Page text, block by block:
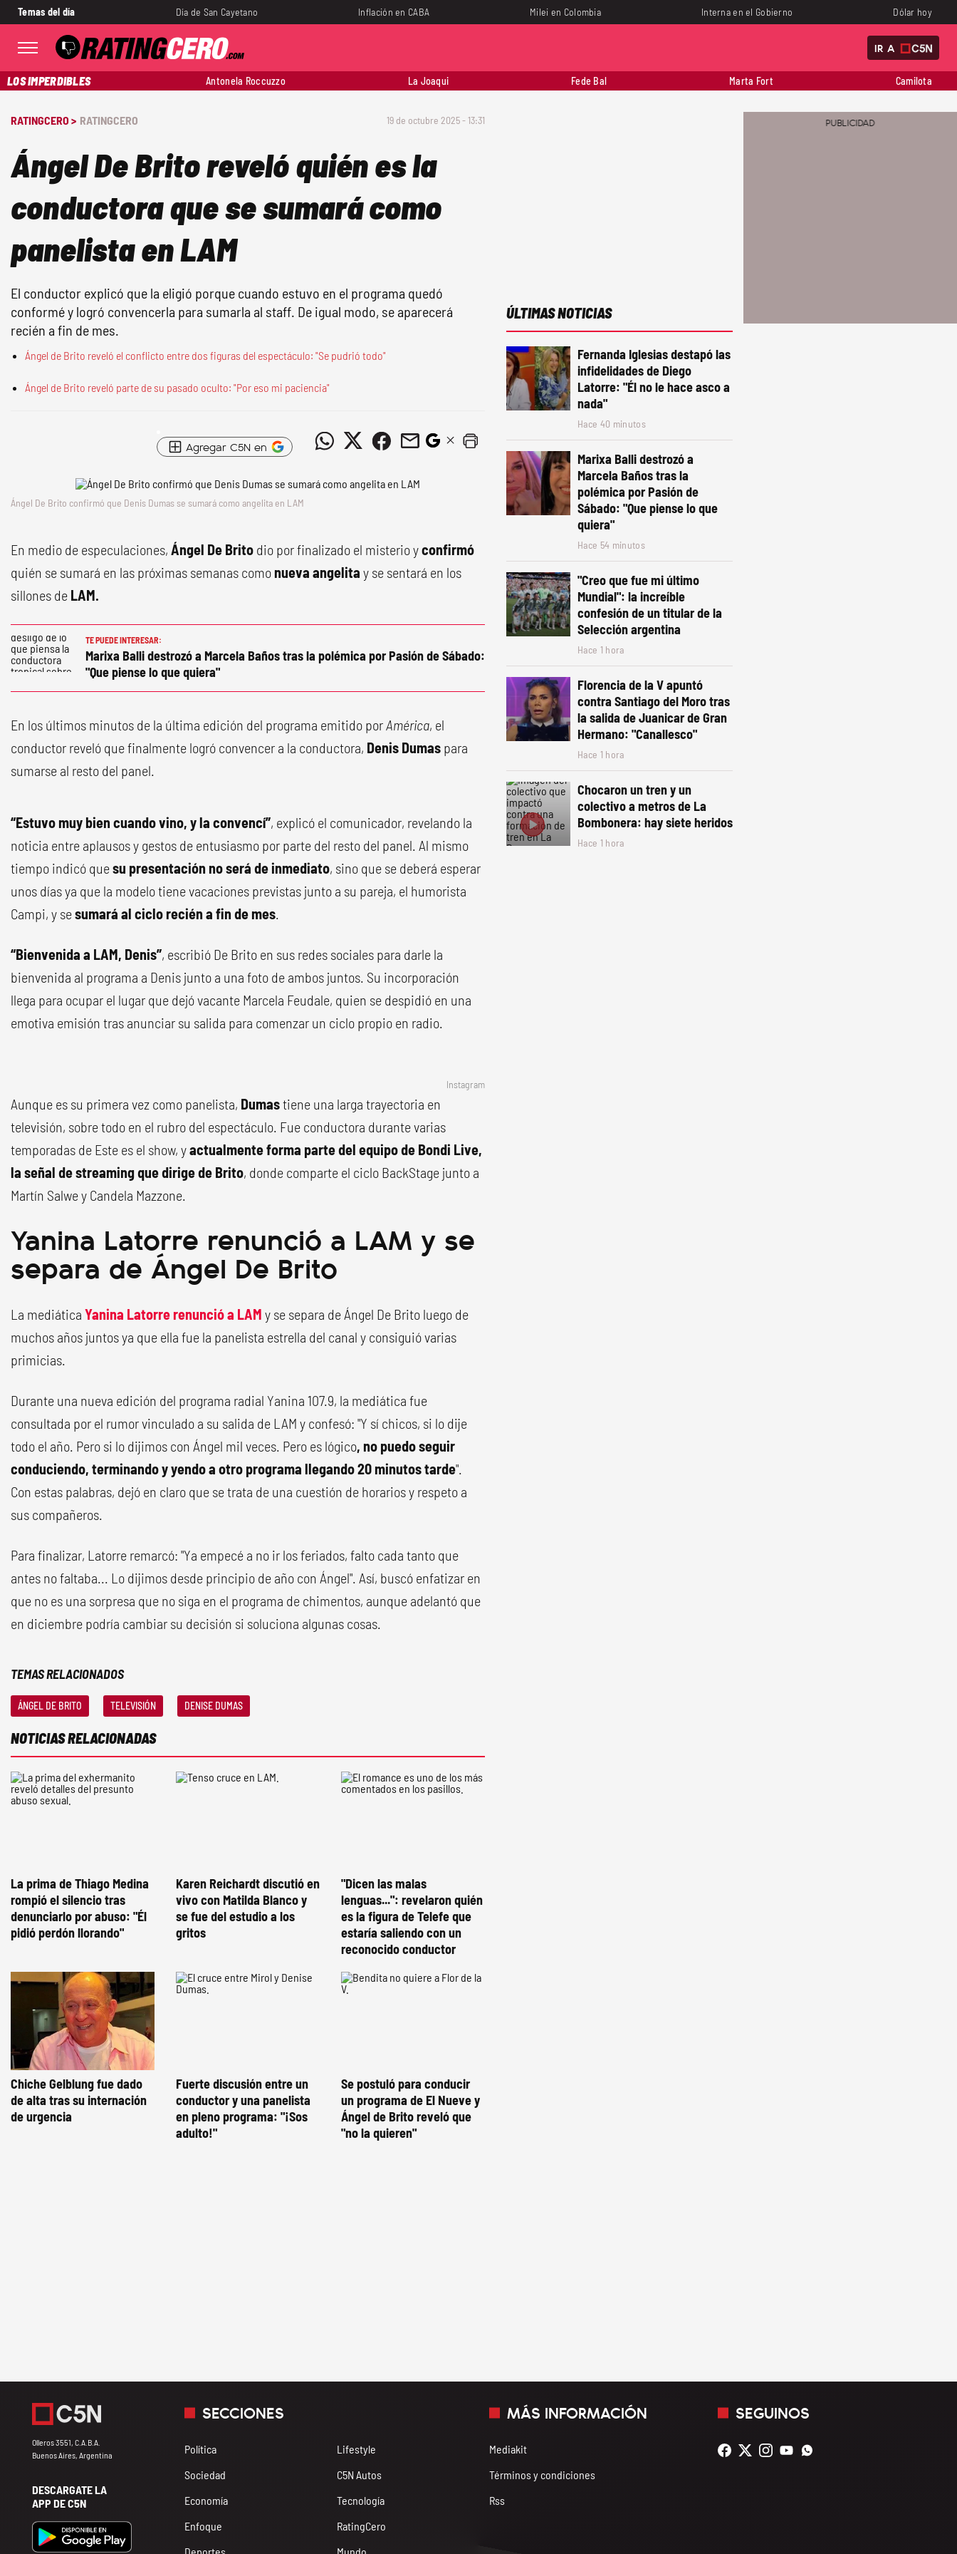
Temas del día Día de San Cayetano Inflación en CABA Milei en Colombia Interna en el Gobierno Dólar hoy
IR A
LOS IMPERDIBLES Antonela Roccuzzo La Joaqui Fede Bal Marta Fort Camilota
RATINGCERO > RATINGCERO 19 de octubre 2025 - 13:31
Ángel De Brito reveló quién es la
conductora que se sumará como
panelista en LAM
El conductor explicó que la eligió porque cuando estuvo en el programa quedó
conformé y logró convencerla para sumarla al staff. De igual modo, se aparecerá
recién a fin de mes.
Ángel de Brito reveló el conflicto entre dos figuras del espectáculo: "Se pudrió todo"
Ángel de Brito reveló parte de su pasado oculto: "Por eso mi paciencia"
Agregar C5N en
Ángel De Brito confirmó que Denis Dumas se sumará como angelita en LAM
En medio de especulaciones, Ángel De Brito dio por finalizado el misterio yconfirmó
quién se sumará en las próximas semanas como nueva angelita y se sentará en los
sillones de LAM.
TE PUEDE INTERESAR:
Marixa Balli destrozó a Marcela Baños tras la polémica por Pasión de Sábado:
"Que piense lo que quiera"
En los últimos minutos de la última edición del programa emitido porAmérica, el
conductor reveló que finalmente logró convencer a la conductora, Denis Dumas para
sumarse al resto del panel.
“Estuvo muy bien cuando vino, y la convencí”, explicó el comunicador, revelando la
noticia entre aplausos y gestos de entusiasmo por parte del resto del panel. Al mismo
tiempo indicó quesu presentación no será de inmediato, sino que se deberá esperar
unos días ya que la modelo tiene vacaciones previstas junto a su pareja, el humorista
Campi, y sesumará al ciclo recién a fin de mes.
“Bienvenida a LAM, Denis”, escribió De Brito en sus redes sociales para darle la
bienvenida al programa a Denis junto a una foto de ambos juntos. Su incorporación
llega para ocupar el lugar que dejó vacante Marcela Feudale, quien se despidió en una
emotiva emisión tras anunciar su salida para comenzar un ciclo propio en radio.
Instagram
Aunque es su primera vez como panelista, Dumastiene una larga trayectoria en
televisión, sobre todo en el rubro del espectáculo. Fue conductora durante varias
temporadas de Este es el show, yactualmente forma parte del equipo de Bondi Live,
la señal de streaming que dirige de Brito, donde comparte el ciclo BackStage junto a
Martín Salwe y Candela Mazzone.
Yanina Latorre renunció a LAM y se
separa de Ángel De Brito
La mediática Yanina Latorre renunció a LAM y se separa de Ángel De Brito luego de
muchos años juntos ya que ella fue la panelista estrella del canal y consiguió varias
primicias.
Durante una nueva edición del programa radial Yanina 107.9, la mediática fue
consultada por el rumor vinculado a su salida de LAM y confesó: "Y sí chicos, si lo dije
todo el año. Pero si lo dijimos con Ángel mil veces. Pero es lógico, no puedo seguir
conduciendo, terminando y yendo a otro programa llegando 20 minutos tarde".
Con estas palabras, dejó en claro que se trata de una cuestión de horarios y respeto a
sus compañeros.
Para finalizar, Latorre remarcó: "Ya empecé a no ir los feriados, falto cada tanto que
antes no faltaba... Lo dijimos desde principio de año con Ángel". Así, buscó enfatizar en
que no es una sorpresa que no siga en el programa de chimentos, aunque adelantó que
en diciembre podría cambiar su decisión si soluciona algunas cosas.
TEMAS RELACIONADOS
ÁNGEL DE BRITO TELEVISIÓN DENISE DUMAS
NOTICIAS RELACIONADAS
La prima de Thiago Medina
rompió el silencio tras
denunciarlo por abuso: "Él
pidió perdón llorando"
Karen Reichardt discutió en
vivo con Matilda Blanco y
se fue del estudio a los
gritos
"Dicen las malas
lenguas...": revelaron quién
es la figura de Telefe que
estaría saliendo con un
reconocido conductor
Chiche Gelblung fue dado
de alta tras su internación
de urgencia
Fuerte discusión entre un
conductor y una panelista
en pleno programa: "¡Sos
adulto!"
Se postuló para conducir
un programa de El Nueve y
Ángel de Brito reveló que
"no la quieren"
ÚLTIMAS NOTICIAS
Fernanda Iglesias destapó las
infidelidades de Diego
Latorre: "Él no le hace asco a
nada"
Hace 40 minutos
Marixa Balli destrozó a
Marcela Baños tras la
polémica por Pasión de
Sábado: "Que piense lo que
quiera"
Hace 54 minutos
"Creo que fue mi último
Mundial": la increíble
confesión de un titular de la
Selección argentina
Hace 1 hora
Florencia de la V apuntó
contra Santiago del Moro tras
la salida de Juanicar de Gran
Hermano: "Canallesco"
Hace 1 hora
Chocaron un tren y un
colectivo a metros de La
Bombonera: hay siete heridos
Hace 1 hora
Olleros 3551, C.A.B.A.
Buenos Aires, Argentina
DESCARGATE LA
APP DE C5N
SECCIONES
Política
Sociedad
Economía
Enfoque
Lifestyle
C5N Autos
Tecnología
RatingCero
MÁS INFORMACIÓN
Mediakit
Términos y condiciones
Rss
SEGUINOS